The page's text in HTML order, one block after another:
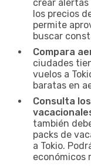
crear
los precios
permite
buscar
Compara
ciudades
vuelos a
baratas en
Consulta
también
packs de
a Tokio.
económicos